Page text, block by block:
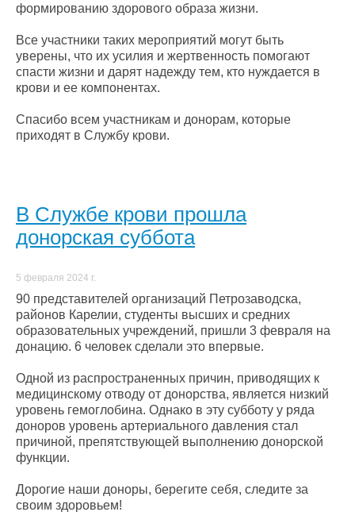
формированию здорового образа жизни.
Все участники таких мероприятий могут быть
уверены, что их усилия и жертвенность помогают
спасти жизни и дарят надежду тем, кто нуждается в
крови и ее компонентах.
Спасибо всем участникам и донорам, которые
приходят в Службу крови.
В Службе крови прошла
донорская суббота
5 февраля 2024 г.
90 представителей организаций Петрозаводска,
районов Карелии, студенты высших и средних
образовательных учреждений, пришли 3 февраля на
донацию. 6 человек сделали это впервые.
Одной из распространенных причин, приводящих к
медицинскому отводу от донорства, является низкий
уровень гемоглобина. Однако в эту субботу у ряда
доноров уровень артериального давления стал
причиной, препятствующей выполнению донорской
функции.
Дорогие наши доноры, берегите себя, следите за
своим здоровьем!